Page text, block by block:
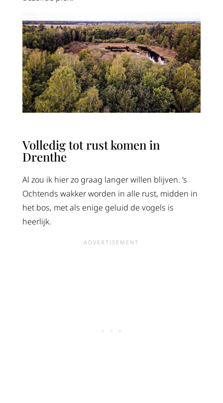
Volledig tot rust komen in
Drenthe
Al zou ik hier zo graag langer willen blijven. ’s
Ochtends wakker worden in alle rust, midden in
het bos, met als enige geluid de vogels is
heerlijk.